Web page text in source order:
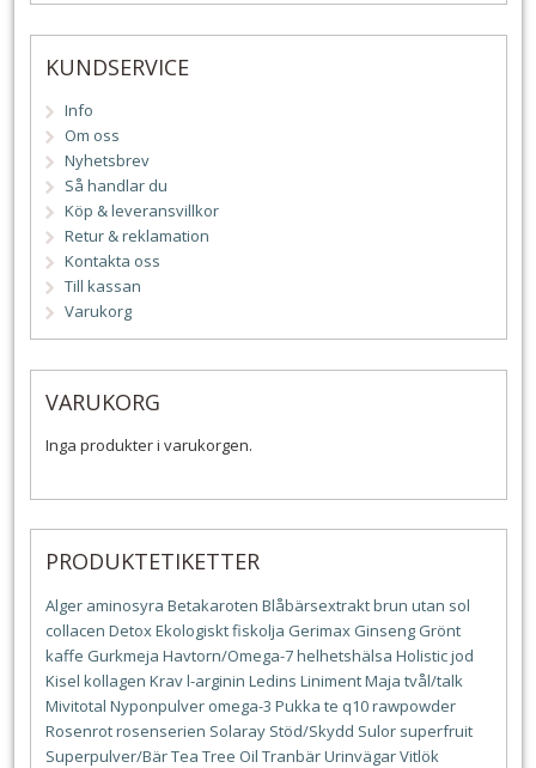
KUNDSERVICE
Info
Om oss
Nyhetsbrev
Så handlar du
Köp & leveransvillkor
Retur & reklamation
Kontakta oss
Till kassan
Varukorg
VARUKORG
Inga produkter i varukorgen.
PRODUKTETIKETTER
Alger aminosyra Betakaroten Blåbärsextraktbrun utan sol
collacen DetoxEkologisktfiskolja Gerimax Ginseng Grönt
kaffe Gurkmeja Havtorn/Omega-7helhetshälsa Holisticjod
Kisel kollagen Kravl-arginin Ledins LinimentMaja tvål/talk
Mivitotal Nyponpulver omega-3 Pukka te q10rawpowder
Rosenrotrosenserien Solaray Stöd/Skydd Sulor superfruit
Superpulver/BärTea Tree Oil TranbärUrinvägarVitlök